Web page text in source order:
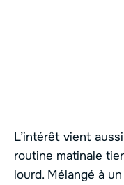
L’intérêt vient
routine matinale
lourd. Mélangé à